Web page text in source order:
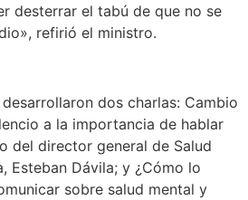
desterrar el tabú de que no se
refirió el ministro.
dos charlas: Cambio
a la importancia de hablar
del director general de Salud
Esteban Dávila; y ¿Cómo lo
sobre salud mental y